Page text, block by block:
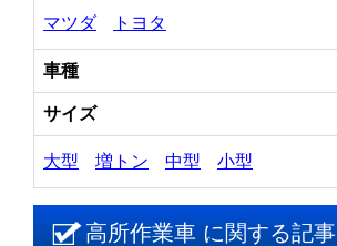
マツダ
トヨタ
車種
サイズ
大型 増トン 中型 小型
高所作業車 に関する記事